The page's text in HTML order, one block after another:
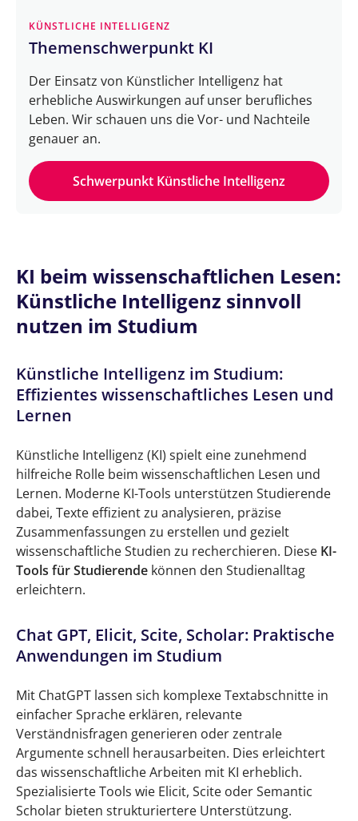
KÜNSTLICHE INTELLIGENZ
Themenschwerpunkt KI
Der Einsatz von Künstlicher Intelligenz hat
erhebliche Auswirkungen auf unser berufliches
Leben. Wir schauen uns die Vor- und Nachteile
genauer an.
Schwerpunkt Künstliche Intelligenz
KI beim wissenschaftlichen Lesen:
Künstliche Intelligenz sinnvoll
nutzen im Studium
Künstliche Intelligenz im Studium:
Effizientes wissenschaftliches Lesen und
Lernen
Künstliche Intelligenz (KI) spielt eine zunehmend
hilfreiche Rolle beim wissenschaftlichen Lesen und
Lernen. Moderne KI-Tools unterstützen Studierende
dabei, Texte effizient zu analysieren, präzise
Zusammenfassungen zu erstellen und gezielt
wissenschaftliche Studien zu recherchieren. Diese KI-
Tools für Studierende können den Studienalltag
erleichtern.
Chat GPT, Elicit, Scite, Scholar: Praktische
Anwendungen im Studium
Mit ChatGPT lassen sich komplexe Textabschnitte in
einfacher Sprache erklären, relevante
Verständnisfragen generieren oder zentrale
Argumente schnell herausarbeiten. Dies erleichtert
das wissenschaftliche Arbeiten mit KI erheblich.
Spezialisierte Tools wie Elicit, Scite oder Semantic
Scholar bieten strukturiertere Unterstützung.